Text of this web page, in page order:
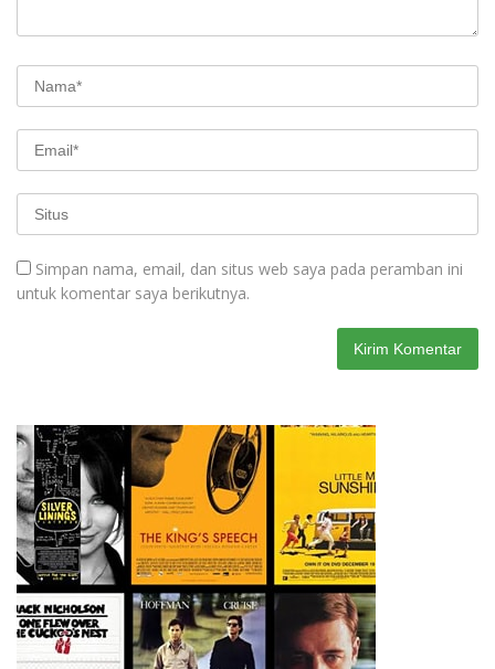
Simpan nama, email, dan situs web saya pada peramban ini
untuk komentar saya berikutnya.